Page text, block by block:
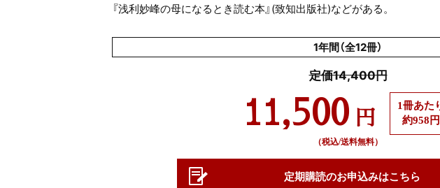
『浅利妙峰の母になるとき読む本』(致知出版社)などがある。
1年間（全12冊）
定価14,400円
11,500 円
1冊あた
約958円
（税込/送料無料）
定期購読のお申込みはこちら